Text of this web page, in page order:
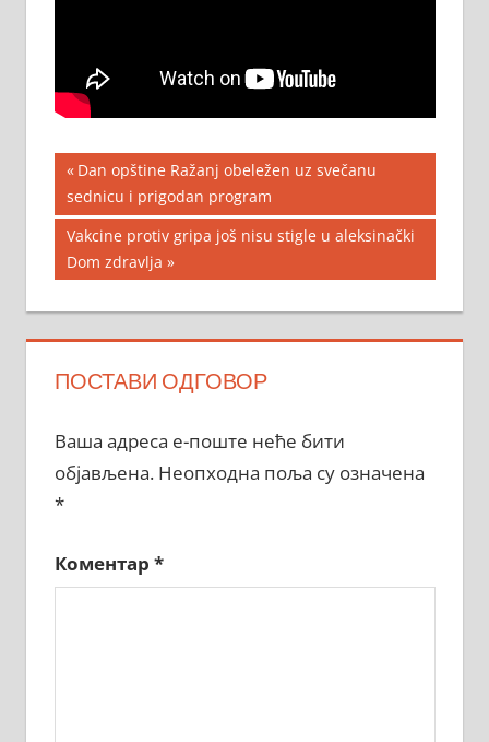
Кретање
чланка
Previous
Post:
Dan opštine Ražanj obeležen uz svečanu
sednicu i prigodan program
Next
Post:
Vakcine protiv gripa još nisu stigle u aleksinački
Dom zdravlja
ПОСТАВИ ОДГОВОР
Ваша адреса е-поште неће бити
објављена. Неопходна поља су означена
*
Коментар *